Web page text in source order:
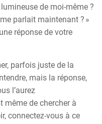
de moi-même ?
parlait maintenant ? »
réponse de votre
parfois juste de la
mais la réponse,
l’aurez
même de chercher à
connectez-vous à ce